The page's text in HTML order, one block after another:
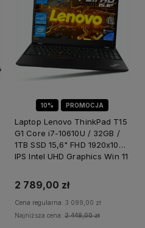
10% PROMOCJA
Laptop Lenovo ThinkPad T15
G1 Core i7-10610U / 32GB /
1TB SSD 15,6" FHD 1920x1080
IPS Intel UHD Graphics Win 11
2 789,00 zł
Cena regularna: 3 099,00 zł
Najniższa cena: 2 449,00 zł